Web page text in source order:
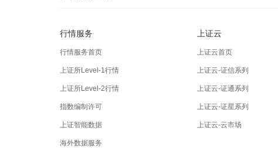
行情服务
行情服务首页
上证所Level-1行情
上证所Level-2行情
指数编制许可
上证智能数据
海外数据服务
上证云
上证云首页
上证云-证信系列
上证云-证通系列
上证云-证星系列
上证云-云市场